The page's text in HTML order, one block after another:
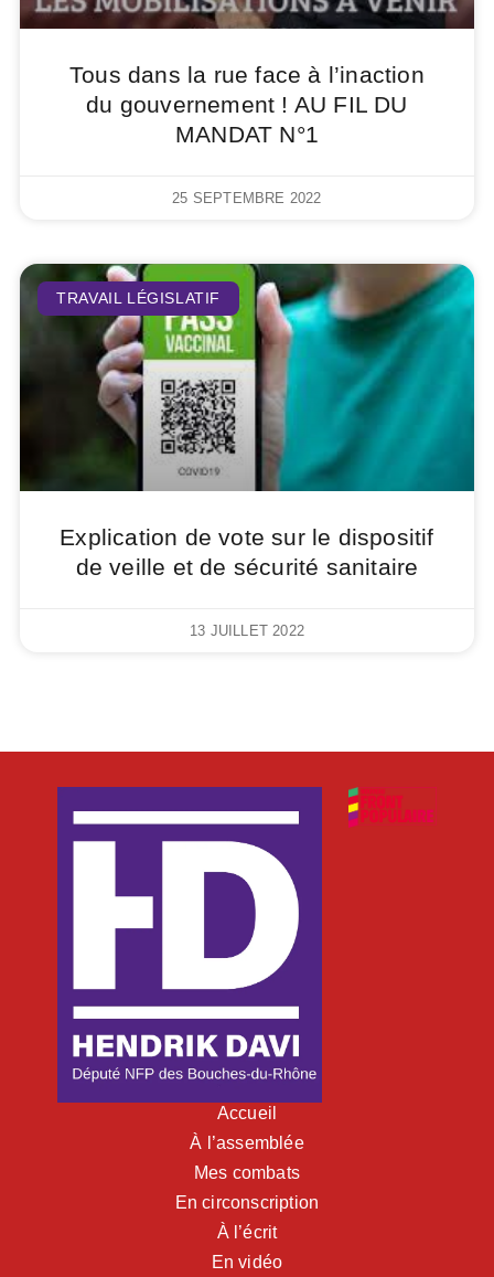
Tous dans la rue face à l’inaction
du gouvernement ! AU FIL DU
MANDAT N°1
25 SEPTEMBRE 2022
TRAVAIL LÉGISLATIF
Explication de vote sur le dispositif
de veille et de sécurité sanitaire
13 JUILLET 2022
Accueil
À l’assemblée
Mes combats
En circonscription
À l’écrit
En vidéo